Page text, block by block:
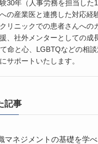
30年（人事労務を担当した
の産業医と連携した対応経
リニックでの患者さんへの
、社外メンターとしての成
命と心、LGBTQなどの相
サポートいたします。
記事
マネジメントの基礎を学